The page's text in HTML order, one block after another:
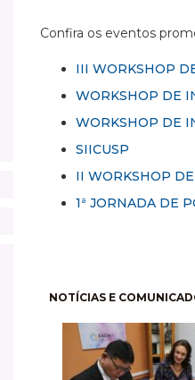
Confira os eventos
III WORKSHOP
WORKSHOP DE
WORKSHOP DE
SIICUSP
II WORKSHOP
1ª JORNADA DE
NOTÍCIAS E
Paginação